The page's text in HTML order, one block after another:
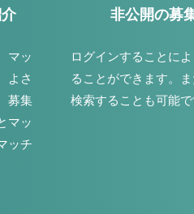
マッ
よさ
募集
マッ
ッチ
非公開の募
ログインすることに
ることができます。
検索することも可能で